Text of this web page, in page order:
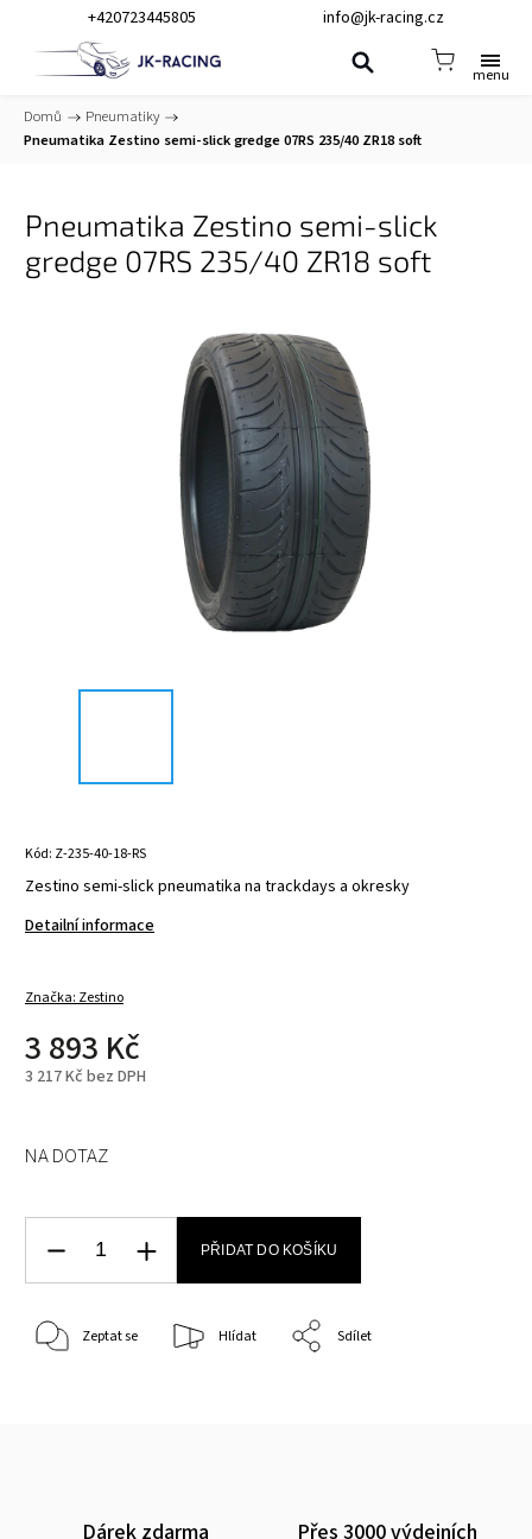
+420723445805 info@jk-racing.cz
Domů / Pneumatiky /
Pneumatika Zestino semi-slick gredge 07RS 235/40 ZR18 soft
Pneumatika Zestino semi-slick
gredge 07RS 235/40 ZR18 soft
Kód: Z-235-40-18-RS
Zestino semi-slick pneumatika na trackdays a okresky
Detailní informace
Značka: Zestino
3 893 Kč
3 217 Kč bez DPH
NA DOTAZ
PŘIDAT DO KOŠÍKU
Zeptat se Hlídat Sdílet
Dárek zdarma
Přes 3000 výdejních